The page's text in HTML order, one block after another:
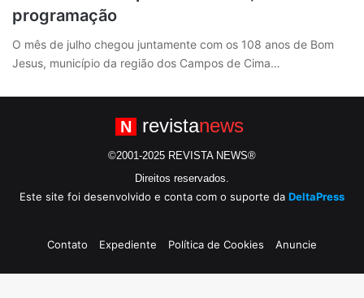
programação
O mês de julho chegou juntamente com os 108 anos de Bom
Jesus, município da região dos Campos de Cima…
N revistanews
©2001-2025 REVISTA NEWS®
Direitos reservados.
Este site foi desenvolvido e conta com o suporte da DeltaPress
Contato Expediente Política de Cookies Anuncie